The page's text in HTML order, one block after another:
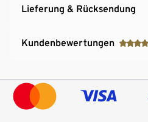
Lieferung & Rücksendung
Kundenbewertungen